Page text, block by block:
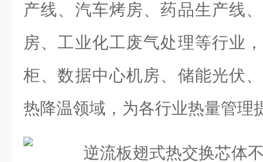
产线、汽车烤房、药品生产线
房、工业化工废气处理等行业
柜、数据中心机房、储能光伏
热降温领域，为各行业热量管理